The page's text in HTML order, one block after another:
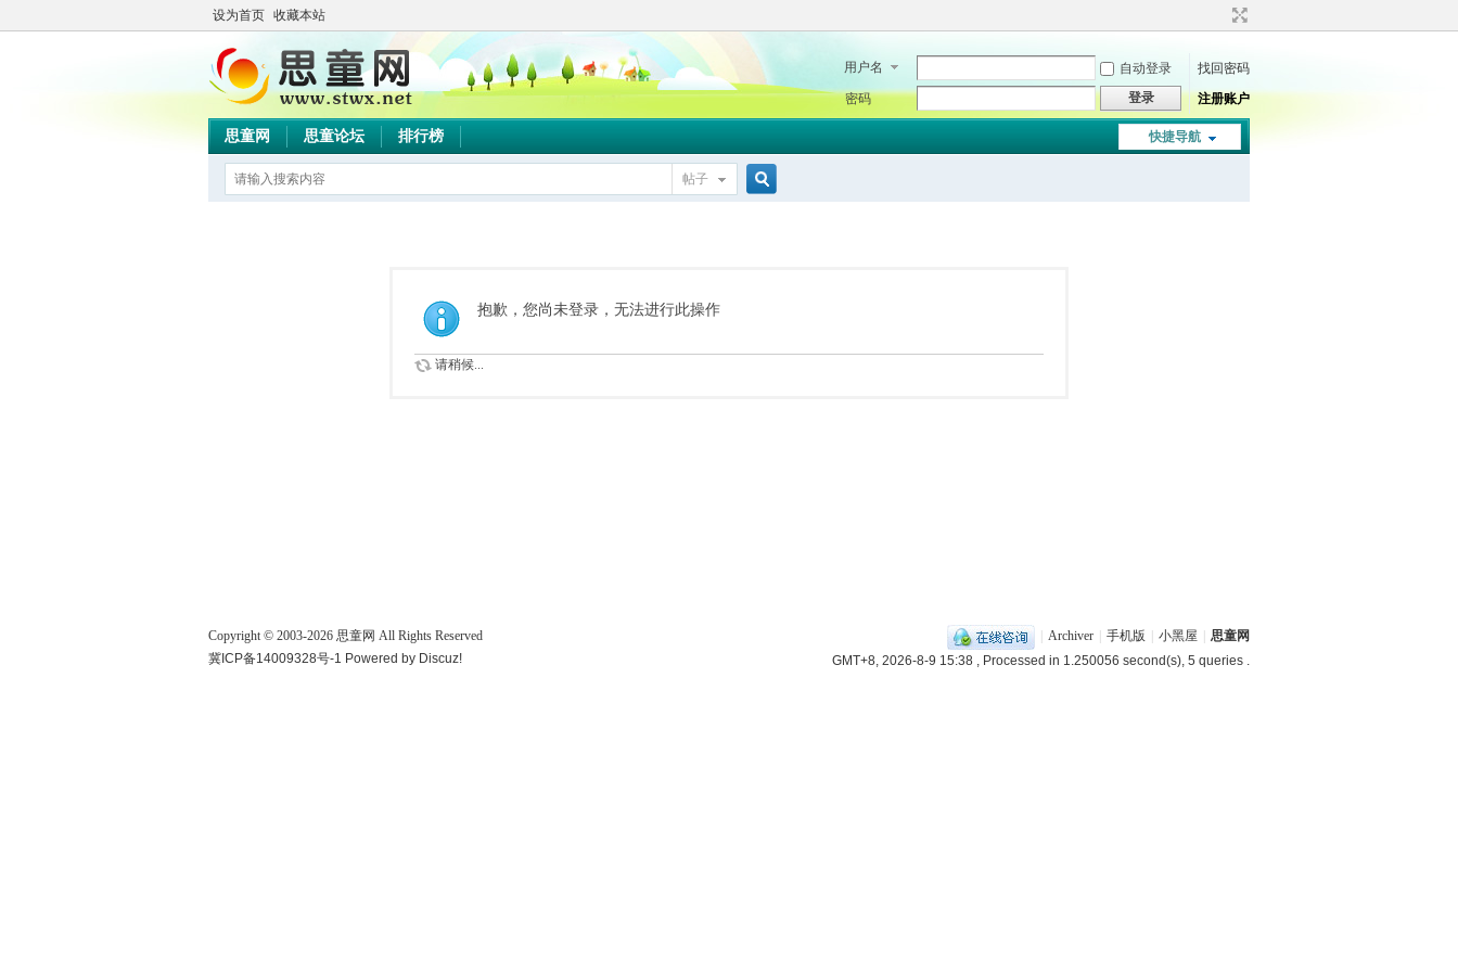
设为首页 收藏本站
用户名 自动登录
找回密码
密码
登录 注册账户
快捷导航
思童网 思童论坛 排行榜
帖子
抱歉，您尚未登录，无法进行此操作
请稍候...
Archiver 手机版 小黑屋
思童网
GMT+8, 2026-8-9 15:38 , Processed in 1.250056 second(s), 5 queries .
Copyright © 2003-2026 思童网 All Rights Reserved
冀ICP备14009328号-1 Powered by Discuz!